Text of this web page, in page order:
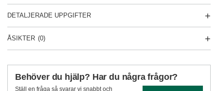
DETALJERADE UPPGIFTER
ÅSIKTER (0)
Behöver du hjälp? Har du några frågor?
Ställ en fråga så svarar vi snabbt och